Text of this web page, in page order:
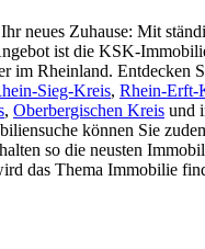
neues Zuhause: Mit
ist die KSK-
im Rheinland. Entdecken
Sieg-Kreis, Rhein-Erft-
, Oberbergischen Kreis und
können Sie
so die neusten
das Thema Immobilie